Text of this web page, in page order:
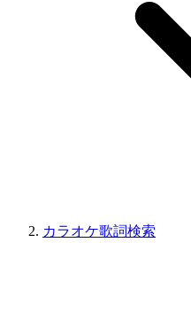
カラオケ歌詞検索